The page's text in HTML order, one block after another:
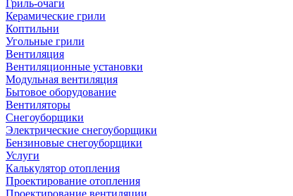
Гриль-очаги
Керамические грили
Коптильни
Угольные грили
Вентиляция
Вентиляционные установки
Модульная вентиляция
Бытовое оборудование
Вентиляторы
Снегоуборщики
Электрические снегоуборщики
Бензиновые снегоуборщики
Услуги
Калькулятор отопления
Проектирование отопления
Проектирование вентиляции